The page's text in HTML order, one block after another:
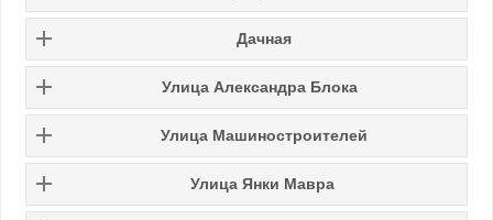
Дачная
Улица Александра Блока
Улица Машиностроителей
Улица Янки Мавра